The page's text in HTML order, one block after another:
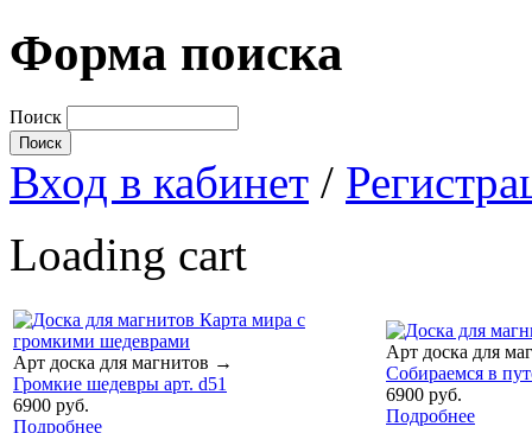
Форма поиска
Поиск
Вход в кабинет /
Loading cart
Арт доска для магнитов →
Громкие шедевры арт. d51
6900 руб.
Подробнее
Арт доска для
Собираемся в
6900 руб.
Подробнее